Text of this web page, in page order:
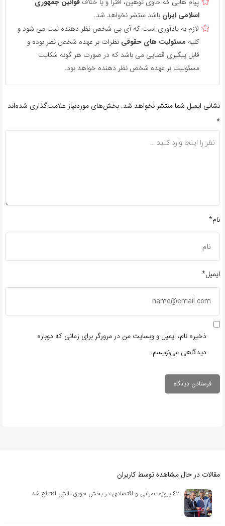
اسلامی ایران باشد منتشر نخواهد شد.
لازم به یادآوری است که آی پی شخص نظر دهنده ثبت می شود و
کلیه مسئولیت های حقوقی نظرات بر عهده شخص نظر بوده و
قابل پیگیری قضایی می باشد که در صورت هر گونه شکایت
مسئولیت بر عهده شخص نظر دهنده خواهد بود.
نشانی ایمیل شما منتشر نخواهد شد. بخش‌های موردنیاز علامت‌گذاری شده‌اند
*
نام*
ایمیل*
ذخیره نام، ایمیل و وبسایت من در مرورگر برای زمانی که دوباره
دیدگاهی می‌نویسم.
مقالات در حال مشاهده توسط کاربران
۶۲ پروژه عمرانی و اقتصادی در بخش حویق تالش افتتاح شد